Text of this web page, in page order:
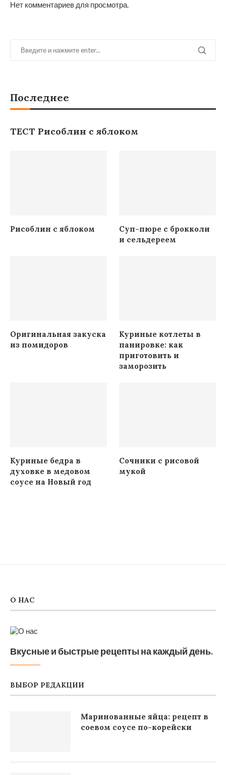
Нет комментариев для просмотра.
Последнее
ТЕСТ Рисоблин с яблоком
Рисоблин с яблоком
Суп-пюре с брокколи
и сельдереем
Оригинальная закуска
из помидоров
Куриные котлеты в
панировке: как
приготовить и
заморозить
Куриные бедра в
духовке в медовом
соусе на Новый год
Сочники с рисовой
мукой
О НАС
Вкусные и быстрые рецепты на каждый день.
ВЫБОР РЕДАКЦИИ
Маринованные яйца: рецепт в
соевом соусе по-корейски